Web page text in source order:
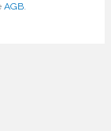
AGB.